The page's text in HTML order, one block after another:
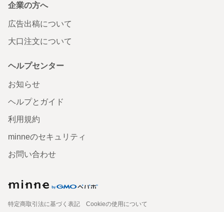
企業の方へ
広告出稿について
大口注文について
ヘルプセンター
お知らせ
ヘルプとガイド
利用規約
minneのセキュリティ
お問い合わせ
特定商取引法に基づく表記
Cookieの使用について